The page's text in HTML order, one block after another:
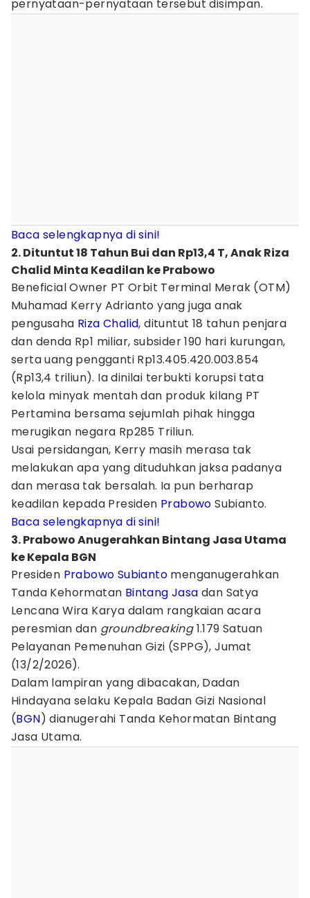
pernyataan-pernyataan tersebut disimpan.
Baca selengkapnya di sini!
2. Dituntut 18 Tahun Bui dan Rp13,4 T, Anak Riza
Chalid Minta Keadilan ke Prabowo
Beneficial Owner PT Orbit Terminal Merak (OTM)
Muhamad Kerry Adrianto yang juga anak
pengusaha Riza Chalid, dituntut 18 tahun penjara
dan denda Rp1 miliar, subsider 190 hari kurungan,
serta uang pengganti Rp13.405.420.003.854
(Rp13,4 triliun). Ia dinilai terbukti korupsi tata
kelola minyak mentah dan produk kilang PT
Pertamina bersama sejumlah pihak hingga
merugikan negara Rp285 Triliun.
Usai persidangan, Kerry masih merasa tak
melakukan apa yang dituduhkan jaksa padanya
dan merasa tak bersalah. Ia pun berharap
keadilan kepada Presiden Prabowo Subianto.
Baca selengkapnya di sini!
3. Prabowo Anugerahkan Bintang Jasa Utama
ke Kepala BGN
Presiden Prabowo Subianto menganugerahkan
Tanda Kehormatan Bintang Jasa dan Satya
Lencana Wira Karya dalam rangkaian acara
peresmian dan groundbreaking1.179 Satuan
Pelayanan Pemenuhan Gizi (SPPG), Jumat
(13/2/2026).
Dalam lampiran yang dibacakan, Dadan
Hindayana selaku Kepala Badan Gizi Nasional
(BGN) dianugerahi Tanda Kehormatan Bintang
Jasa Utama.